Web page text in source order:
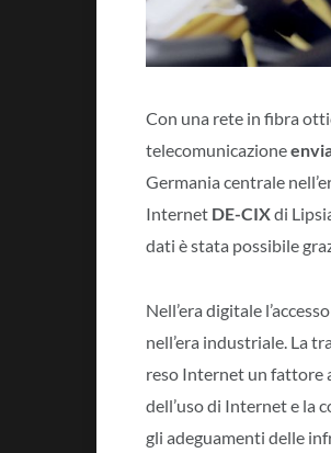
Con una rete in fibra
telecomunicazione
Germania centrale
Internet DE-CIXdi
dati è stata possibile
Nell’era digitale
nell’era industriale. La
reso Internet un fattore
dell’uso di Internet e la
gli adeguamenti delle